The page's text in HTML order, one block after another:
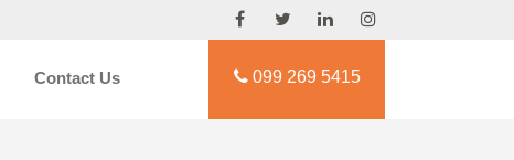
Contact Us 099 269 5415